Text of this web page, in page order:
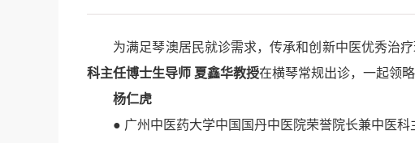
为满足琴澳居民就诊需求，传承和创新中医优秀治疗
科主任博士生导师 夏鑫华教授在横琴常规出诊，一起领略
杨仁虎
● 广州中医药大学中国国丹中医院荣誉院长兼中医科